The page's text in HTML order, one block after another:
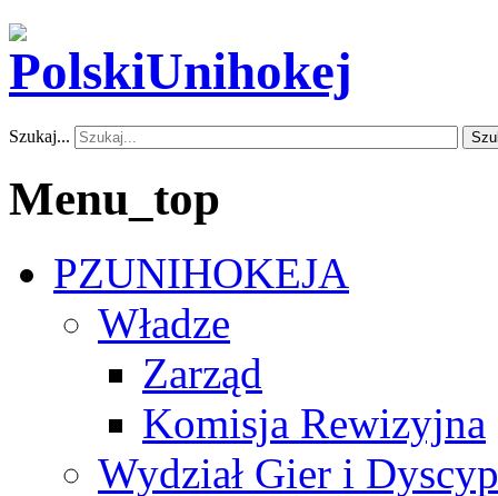
Szukaj...
Menu_top
PZUNIHOKEJA
Władze
Zarząd
Komisja Rewizyjna
Wydział Gier i